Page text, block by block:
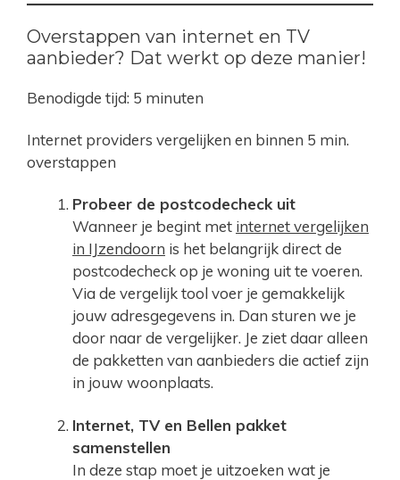
Overstappen van internet en TV
aanbieder? Dat werkt op deze manier!
Benodigde tijd: 5 minuten
Internet providers vergelijken en binnen 5 min.
overstappen
Probeer de postcodecheck uit
Wanneer je begint met internet vergelijken
in IJzendoorn is het belangrijk direct de
postcodecheck op je woning uit te voeren.
Via de vergelijk tool voer je gemakkelijk
jouw adresgegevens in. Dan sturen we je
door naar de vergelijker. Je ziet daar alleen
de pakketten van aanbieders die actief zijn
in jouw woonplaats.
Internet, TV en Bellen pakket
samenstellen
In deze stap moet je uitzoeken wat je